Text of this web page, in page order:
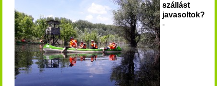
szállást
javasoltok?
-